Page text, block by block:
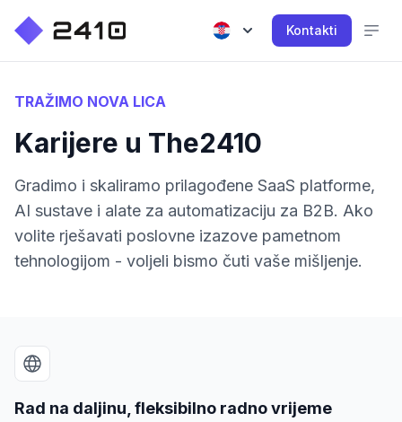
Kontakti
TRAŽIMO NOVA LICA
Karijere u The2410
Gradimo i skaliramo prilagođene SaaS platforme,
AI sustave i alate za automatizaciju za B2B. Ako
volite rješavati poslovne izazove pametnom
tehnologijom - voljeli bismo čuti vaše mišljenje.
Rad na daljinu, fleksibilno radno vrijeme